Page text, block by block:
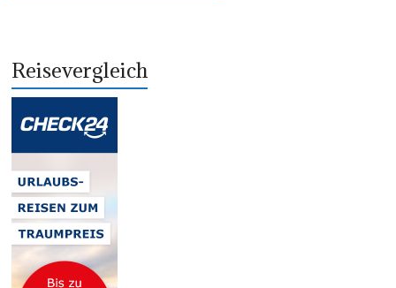
Reisevergleich